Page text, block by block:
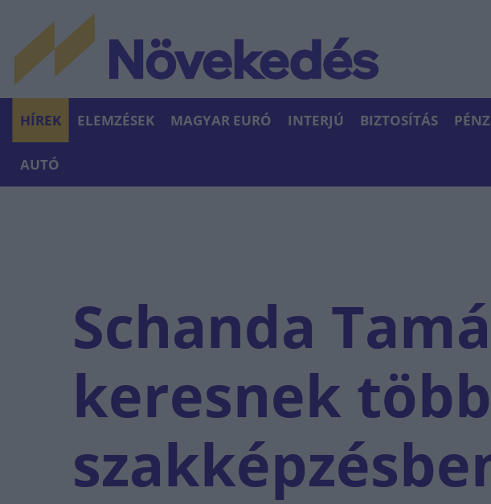
HÍREK ELEMZÉSEK MAGYAR EURÓ INTERJÚ BIZTOSÍTÁS
AUTÓ
Schanda
keresnek